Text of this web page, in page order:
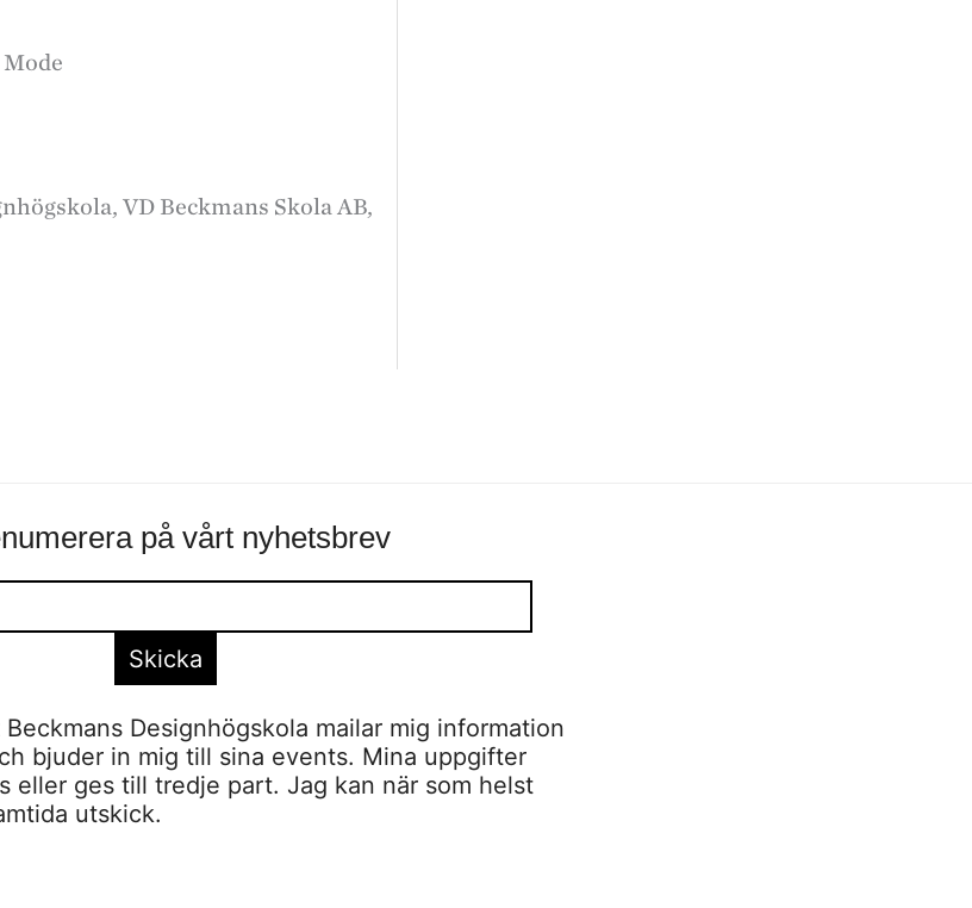
VD Beckmans Skola AB,
på vårt nyhetsbrev
Designhögskola mailar mig information
bjuder in mig till sina events. Mina uppgifter
eller ges till tredje part. Jag kan när som helst
utskick.